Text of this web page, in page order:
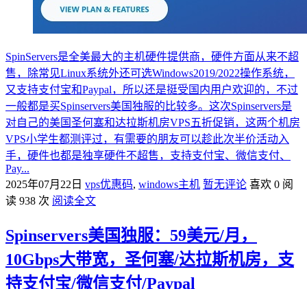
SpinServers是全美最大的主机硬件提供商，硬件方面从来不超
售，除常见Linux系统外还可选Windows2019/2022操作系统，
又支持支付宝和Paypal，所以还是挺受国内用户欢迎的，不过
一般都是买Spinservers美国独服的比较多。这次Spinservers是
对自己的美国圣何塞和达拉斯机房VPS五折促销，这两个机房
VPS小学生都测评过，有需要的朋友可以趁此次半价活动入
手，硬件也都是独享硬件不超售，支持支付宝、微信支付、
Pay...
2025年07月22日 vps优惠码, windows主机 暂无评论 喜欢 0 阅
读 938 次 阅读全文
Spinservers美国独服：59美元/月，
10Gbps大带宽，圣何塞/达拉斯机房，支
持支付宝/微信支付/Paypal